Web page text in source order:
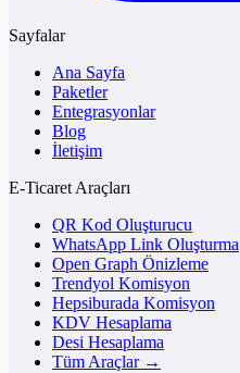
Sayfalar
Ana Sayfa
Paketler
Entegrasyonlar
Blog
İletişim
E-Ticaret Araçları
QR Kod Oluşturucu
WhatsApp Link Oluşturma
Open Graph Önizleme
Trendyol Komisyon
Hepsiburada Komisyon
KDV Hesaplama
Desi Hesaplama
Tüm Araçlar →